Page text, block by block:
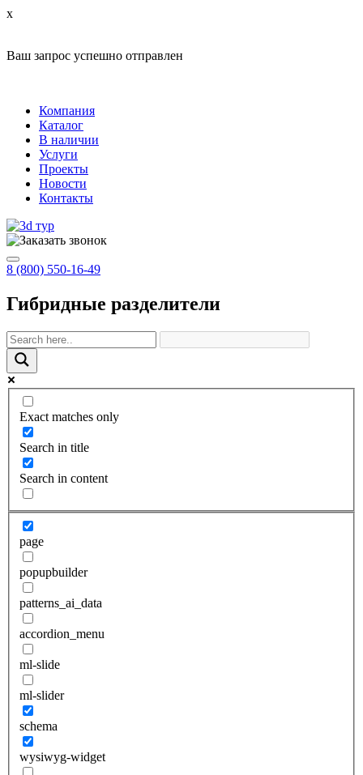
x
Ваш запрос успешно отправлен
Компания
Каталог
В наличии
Услуги
Проекты
Новости
Контакты
8 (800) 550-16-49
Гибридные разделители
Exact matches only
Search in title
Search in content
page
popupbuilder
patterns_ai_data
accordion_menu
ml-slide
ml-slider
schema
wysiwyg-widget